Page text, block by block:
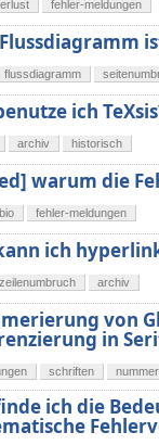
fehler-meldungen
flussdiagramm
ich
archiv historisch
warum die
fehler-meldungen
ich
zeilenumbruch archiv
von
in
schriften
ich die